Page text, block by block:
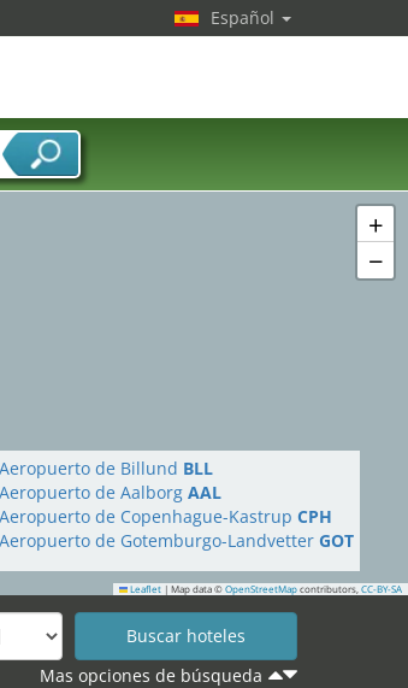
+
−
Leaflet | Map data © OpenStreetMap contributors, CC-BY-SA
Aeropuerto de Billund BLL
Aeropuerto de Aalborg AAL
Aeropuerto de Copenhague-Kastrup CPH
Aeropuerto de Gotemburgo-Landvetter GOT
Mas opciones de búsqueda
Español